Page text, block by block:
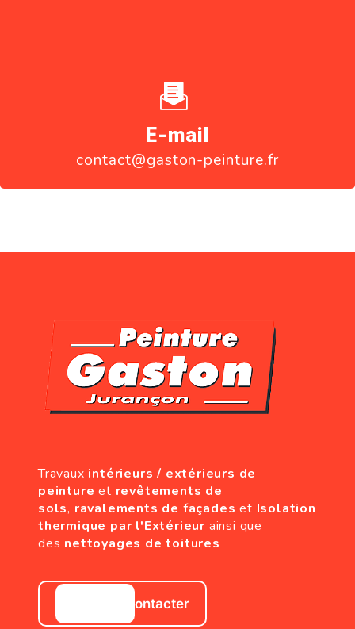
E-mail
contact@gaston-peinture.fr
Travaux intérieurs / extérieurs de
peinture et revêtements de
sols, ravalements de façades et Isolation
thermique par l'Extérieur ainsi que
des nettoyages de toitures
Nous contacter